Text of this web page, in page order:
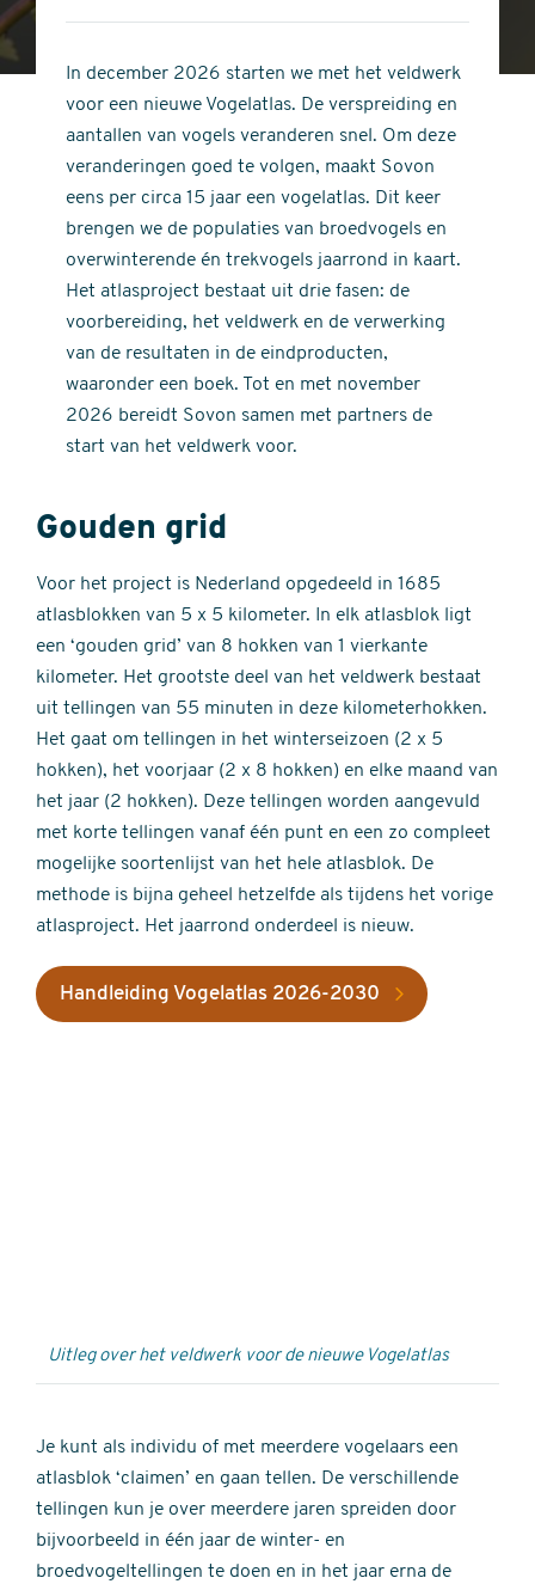
stars
of
stars
In december 2026 starten we met het veldwerk
voor een nieuwe Vogelatlas. De verspreiding en
aantallen van vogels veranderen snel. Om deze
veranderingen goed te volgen, maakt Sovon
eens per circa 15 jaar een vogelatlas. Dit keer
brengen we de populaties van broedvogels en
overwinterende én trekvogels jaarrond in kaart.
Het atlasproject bestaat uit drie fasen: de
voorbereiding, het veldwerk en de verwerking
van de resultaten in de eindproducten,
waaronder een boek. Tot en met november
2026 bereidt Sovon samen met partners de
start van het veldwerk voor.
Gouden grid
Voor het project is Nederland opgedeeld in 1685
atlasblokken van 5 x 5 kilometer. In elk atlasblok ligt
een ‘gouden grid’ van 8 hokken van 1 vierkante
kilometer. Het grootste deel van het veldwerk bestaat
uit tellingen van 55 minuten in deze kilometerhokken.
Het gaat om tellingen in het winterseizoen (2 x 5
hokken), het voorjaar (2 x 8 hokken) en elke maand van
het jaar (2 hokken). Deze tellingen worden aangevuld
met korte tellingen vanaf één punt en een zo compleet
mogelijke soortenlijst van het hele atlasblok. De
methode is bijna geheel hetzelfde als tijdens het vorige
atlasproject. Het jaarrond onderdeel is nieuw.
Handleiding Vogelatlas 2026-2030
Uitleg over het veldwerk voor de nieuwe Vogelatlas
Je kunt als individu of met meerdere vogelaars een
atlasblok ‘claimen’ en gaan tellen. De verschillende
tellingen kun je over meerdere jaren spreiden door
bijvoorbeeld in één jaar de winter- en
broedvogeltellingen te doen en in het jaar erna de